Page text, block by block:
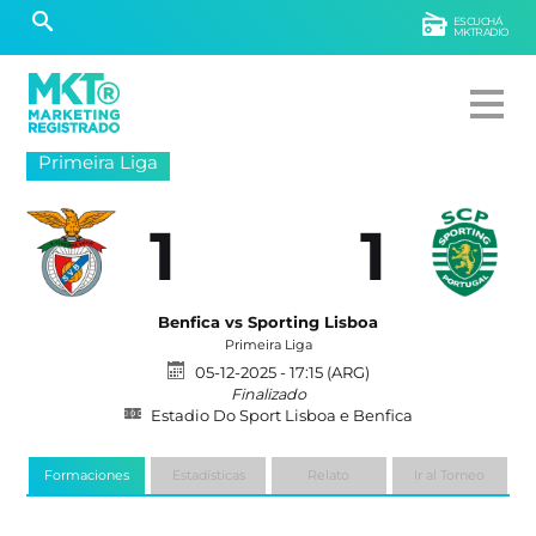
ESCUCHÁ
MKTRADIO
Primeira Liga
1 1
Benfica vs Sporting Lisboa
Primeira Liga
05-12-2025 - 17:15 (ARG)
Finalizado
Estadio Do Sport Lisboa e Benfica
Formaciones Estadísticas Relato Ir al Torneo